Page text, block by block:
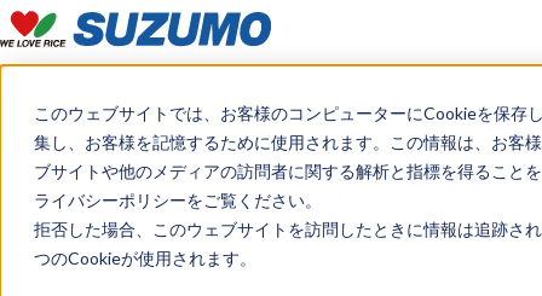
このウェブサイトでは、お客様のコンピューターにCookieを保
集し、お客様を記憶するために使用されます。この情報は、お客
ブサイトや他のメディアの訪問者に関する解析と指標を得ること
ライバシーポリシーをご覧ください。
拒否した場合、このウェブサイトを訪問したときに情報は追跡さ
つのCookieが使用されます。
見積もり・デモのご希望はこちら
トップ 製品情報
炊飯・酢合わせ
ライステクノプロダクト 業務用自動洗米機 RM-40